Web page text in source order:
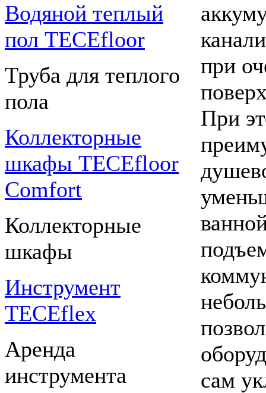
Водяной теплый
пол TECEfloor
Труба для теплого
пола
Коллекторные
шкафы TECEfloor
Comfort
Коллекторные
шкафы
Инструмент
TECEflex
Аренда
инструмента
при
При
сам